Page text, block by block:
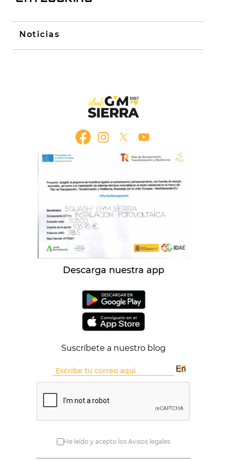
Noticias
Descarga nuestra app
Suscríbete a nuestro blog
He leído y acepto los Avisos legales